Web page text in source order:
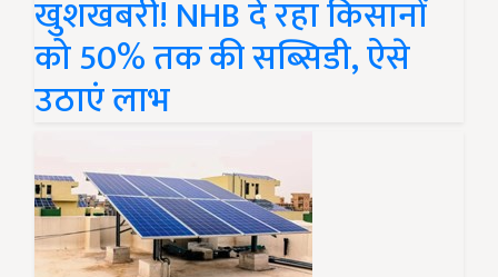
खुशखबरी! NHB दे रहा किसानों
को 50% तक की सब्सिडी, ऐसे
उठाएं लाभ